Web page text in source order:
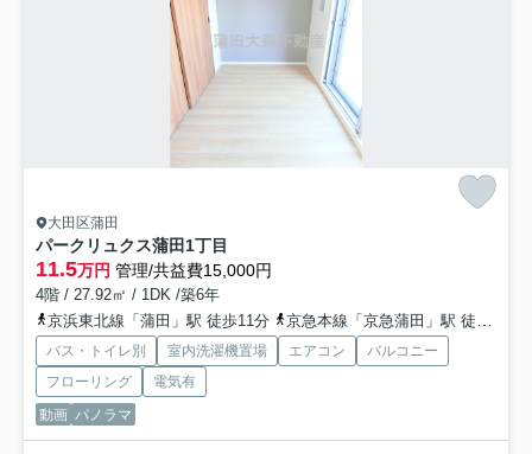
大田区蒲田
パークリュクス蒲田1丁目
11.5万円 管理/共益費15,000円
4階 / 27.92㎡ / 1DK /築6年
京浜東北線「蒲田」駅 徒歩11分
京急本線「京急蒲田」駅 徒歩15分
バス・トイレ別 室内洗濯機置場 エアコン
バルコニー
フローリング
電気有
動画 パノラマ